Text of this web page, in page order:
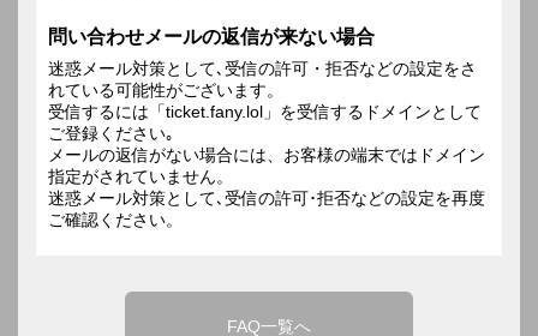
問い合わせメールの返信が来ない場合
迷惑メール対策として､受信の許可・拒否などの設定をさ
れている可能性がございます。
受信するには「ticket.fany.lol」を受信するドメインとして
ご登録ください｡
メールの返信がない場合には、お客様の端末ではドメイン
指定がされていません。
迷惑メール対策として､受信の許可･拒否などの設定を再度
ご確認ください。
FAQ一覧へ